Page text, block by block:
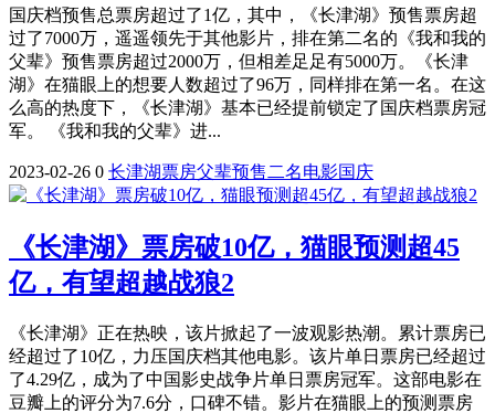
国庆档预售总票房超过了1亿，其中，《长津湖》预售票房超
过了7000万，遥遥领先于其他影片，排在第二名的《我和我的
父辈》预售票房超过2000万，但相差足足有5000万。《长津
湖》在猫眼上的想要人数超过了96万，同样排在第一名。在这
么高的热度下，《长津湖》基本已经提前锁定了国庆档票房冠
军。 《我和我的父辈》进...
2023-02-26 0 长津湖票房父辈预售 二名电影国庆
《长津湖》票房破10亿，猫眼预测超45
亿，有望超越战狼2
《长津湖》正在热映，该片掀起了一波观影热潮。累计票房已
经超过了10亿，力压国庆档其他电影。该片单日票房已经超过
了4.29亿，成为了中国影史战争片单日票房冠军。这部电影在
豆瓣上的评分为7.6分，口碑不错。影片在猫眼上的预测票房